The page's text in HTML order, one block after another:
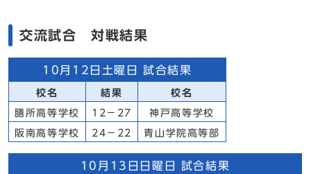
交流試合 対戦結果
10月12日土曜日 試合結果
校名 結果 校名
膳所高等学校 12－27 神戸高等学校
阪南高等学校 24－22 青山学院高等部
10月13日日曜日 試合結果